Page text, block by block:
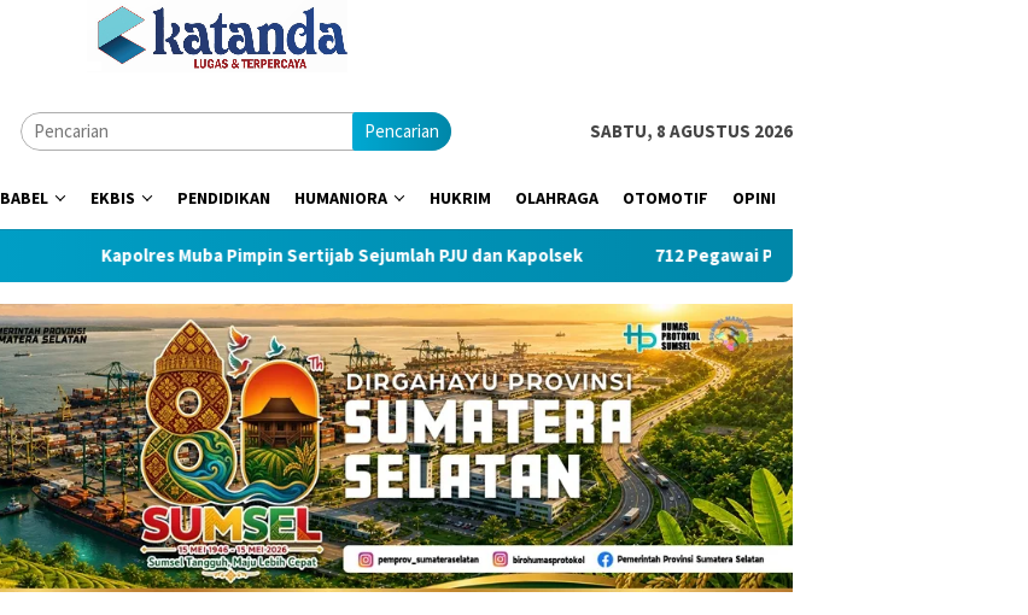
Pencarian SABTU, 8 AGUSTUS 2026
BABEL EKBIS PENDIDIKAN HUMANIORA HUKRIM OLAHRAGA OTOMOTIF OPINI
Kapolres Muba Pimpin Sertijab Sejumlah PJU dan Kapolsek 712 Pegawai PLN UID S2JB Tekan Emisi Lewat Clean